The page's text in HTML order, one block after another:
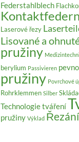
Federstahlblech
Kontaktfedern
Laserové řezy
Lisované a
pružiny
berylium Passivieren
pružiny Povrchové
Rohrklemmen Silber
Technologie tváření
pružiny Výklad